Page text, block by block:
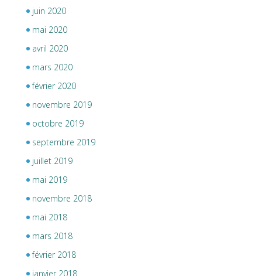
juin 2020
mai 2020
avril 2020
mars 2020
février 2020
novembre 2019
octobre 2019
septembre 2019
juillet 2019
mai 2019
novembre 2018
mai 2018
mars 2018
février 2018
janvier 2018